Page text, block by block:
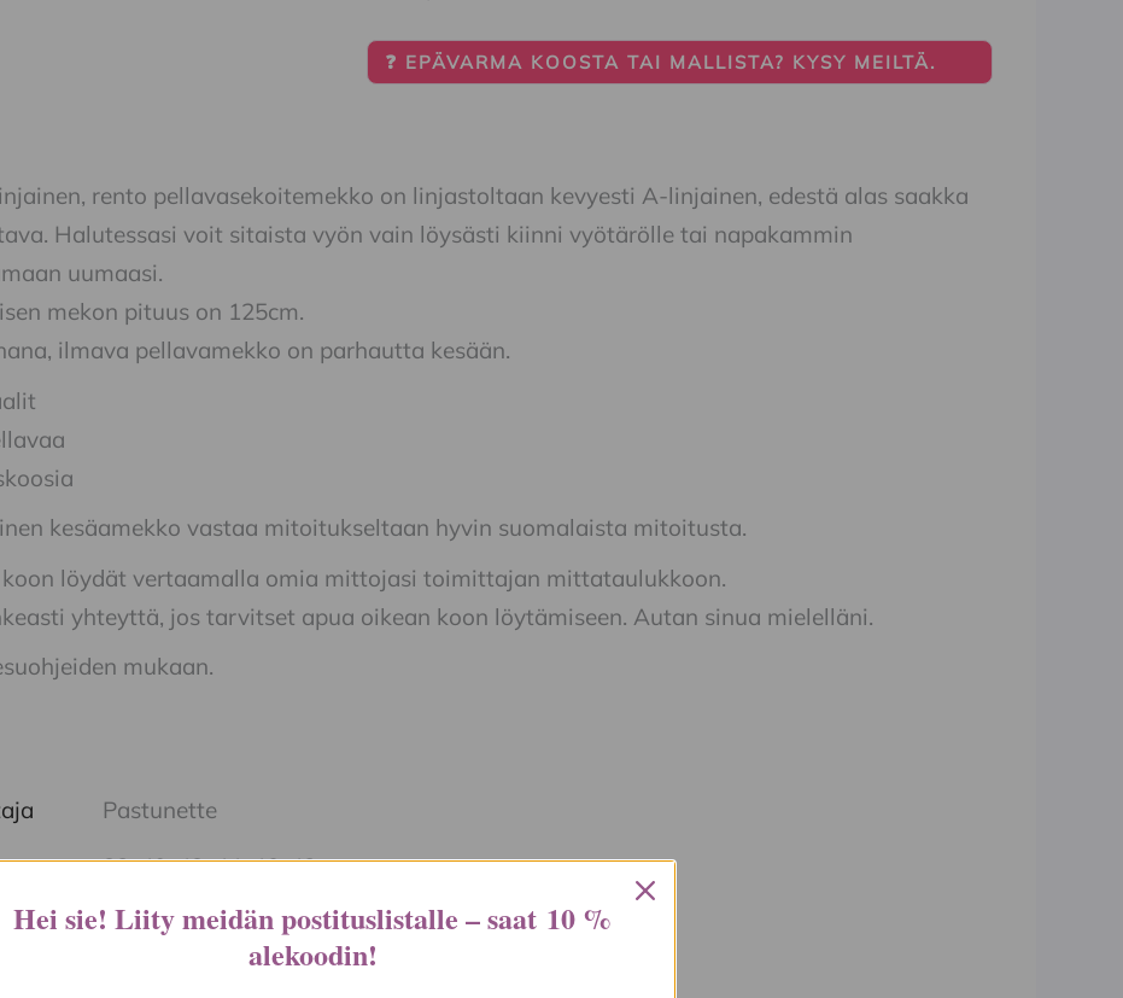
❓ EPÄVARMA KOOSTA TAI MALLISTA? KYSY MEILTÄ.
rento pellavasekoitemekko on linjastoltaan kevyesti A-linjainen, edestä alas saakka
Halutessasi voit sitaista vyön vain löysästi kiinni vyötärölle tai napakammin
uumaasi.
mekon pituus on 125cm.
ilmava pellavamekko on parhautta kesään.
kesäamekko vastaa mitoitukseltaan hyvin suomalaista mitoitusta.
koon löydät vertaamalla omia mittojasi toimittajan mittataulukkoon.
yhteyttä, jos tarvitset apua oikean koon löytämiseen. Autan sinua mielelläni.
mukaan.
Pastunette
38, 40, 42, 44, 46, 48
Hei sie! Liity meidän postituslistalle – saat 10 %
alekoodin!